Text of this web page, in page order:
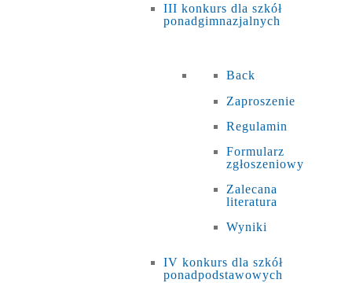
III konkurs dla szkół
ponadgimnazjalnych
Back
Zaproszenie
Regulamin
Formularz
zgłoszeniowy
Zalecana
literatura
Wyniki
IV konkurs dla szkół
ponadpodstawowych